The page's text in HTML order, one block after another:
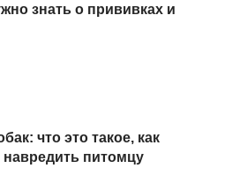
знать о прививках и
что это такое, как
навредить питомцу